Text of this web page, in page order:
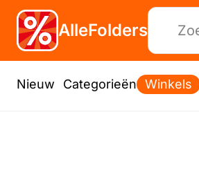
AlleFolders
Nieuw Categorieën Winkels